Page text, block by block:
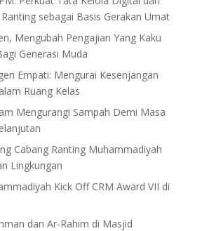
sebagai Basis Gerakan Umat
Mengubah Pengajian Yang Kaku
Generasi Muda
Empati: Mengurai Kesenjangan
Ruang Kelas
Mengurangi Sampah Demi Masa
Cabang Ranting Muhammadiyah
Lingkungan
Kick Off CRM Award VII di
dan Ar-Rahim di Masjid